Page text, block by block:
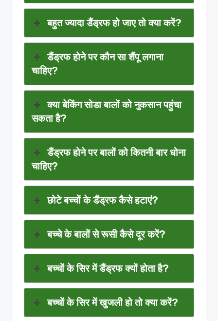
बहुत ज्यादा डैंड्रफ हो जाए तो क्या करें?
डैंड्रफ होने पर कौन सा शैंपू लगाना
चाहिए?
क्या बेकिंग सोडा बालों को नुकसान पहुंचा
सकता है?
डैंड्रफ होने पर बालों को कितनी बार धोना
चाहिए?
छोटे बच्चों के डैंड्रफ कैसे हटाएं?
बच्चे के बालों से रूसी कैसे दूर करें?
बच्चों के सिर में डैंड्रफ क्यों होता है?
बच्चों के सिर में खुजली हो तो क्या करें?